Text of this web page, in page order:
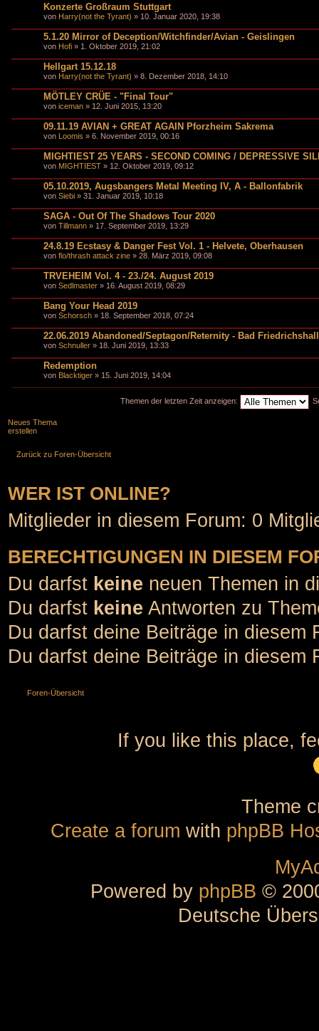
Konzerte Großraum Stuttgart
von Harry(not the Tyrant) » 10. Januar 2020, 19:38
5.1.20 Mirror of Deception/Witchfinder/Avian - Geislingen
von Hofi » 1. Oktober 2019, 21:02
Hellgart 15.12.18
von Harry(not the Tyrant) » 8. Dezember 2018, 14:10
MÖTLEY CRÜE - "Final Tour"
von iceman » 12. Juni 2015, 13:20
09.11.19 AVIAN + GREAT AGAIN Pforzheim Sakrema
von Loomis » 6. November 2019, 00:16
MIGHTIEST 25 YEARS - SECOND COMING / DEPRESSIVE
von MIGHTIEST » 12. Oktober 2019, 09:12
05.10.2019, Augsbangers Metal Meeting IV, A - Ballonfabrik
von Siebi » 31. Januar 2019, 10:18
SAGA - Out Of The Shadows Tour 2020
von Tillmann » 17. September 2019, 13:29
24.8.19 Ecstasy & Danger Fest Vol. 1 - Helvete, Oberhausen
von flo/thrash attack zine » 28. März 2019, 09:08
TRVEHEIM Vol. 4 - 23./24. August 2019
von Sedlmaster » 16. August 2019, 08:29
Bang Your Head 2019
von Schorsch » 18. September 2018, 07:24
22.06.2019 Abandoned/Septagon/Reternity - Bad Friedrichshall
von Schnuller » 18. Juni 2019, 13:33
Redemption
von Blacktiger » 15. Juni 2019, 14:04
Themen der letzten Zeit anzeigen:
Neues Thema
erstellen
Zurück zu Foren-Übersicht
WER IST ONLINE?
Mitglieder in diesem Forum: 0
BERECHTIGUNGEN IN DIESEM
Du darfst keine neuen Themen in
Du darfst keine Antworten zu
Du darfst deine Beiträge in diesem
Du darfst deine Beiträge in diesem
Foren-Übersicht
If you like this place,
Theme
Create a forum with phpBB
Powered by phpBB ©
Deutsche